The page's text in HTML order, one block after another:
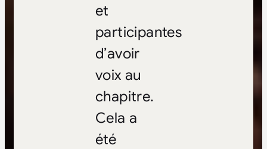
et
participantes
d’avoir
voix au
chapitre.
Cela a
été